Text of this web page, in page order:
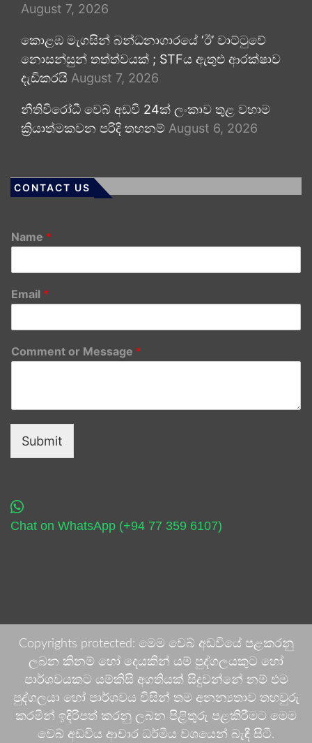
August 7, 2026
කොළඹ මැගසින් බන්ධනාගාරයේ ‘ඊ’ වාට්ටුවේ
නොසන්සුන් තත්ත්වයක් ; STFය ඇතුළු ආරක්ෂාව
දැඩිකරයි August 7, 2026
නීතිවිරෝධී වෙබ් අඩවි 24ක් ලංකාව තුළ වහාම
ක්‍රියාත්මකවන පරිදි තහනම් August 6, 2026
CONTACT US
Name *
Email *
Comment or Message *
Submit
Chat on WhatsApp (+94 77 359 6107)
Copyrights protected: මෙම වෙබ් අඩවියේ පළකරනු
ලබන කිනම් හෝ දෙයකින් යම් පුද්ගලයකුට හෝ
පාර්ශවයකට යම්කිසි අගතියක් සිදුවන්නේ නම් එම
පුද්ගලයා හෝ පාර්ශවය විසින් තම අනන්‍යතාව තහවුරු
කරමින් ඉදිරිපත් කරනු ලබන පිළිතුරු පළකිරීමට මෙම
වෙබ් අඩවිය ආචාර ධර්මීය වශයෙන් බැඳී සිටී.